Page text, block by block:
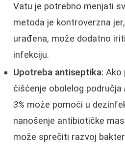
Vatu je potrebno menjati
metoda je kontroverzna
urađena, može dodatno
infekciju.
Upotreba antiseptika: Ako
čišćenje obolelog područja
3% može pomoći u
nanošenje antibiotičke
može sprečiti razvoj